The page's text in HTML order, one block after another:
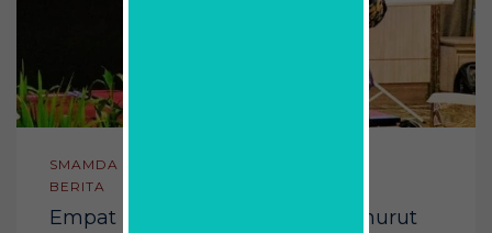
SMAMDA
BERITA
Empat Pendidikan Karakter Menurut